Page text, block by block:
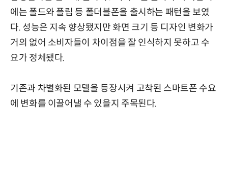
에는 폴드와 플립 등 폴더블폰을 출시하는 패턴을 보였
다. 성능은 지속 향상됐지만 화면 크기 등 디자인 변화가
거의 없어 소비자들이 차이점을 잘 인식하지 못하고 수
요가 정체됐다.
기존과 차별화된 모델을 등장시켜 고착된 스마트폰 수요
에 변화를 이끌어낼 수 있을지 주목된다.